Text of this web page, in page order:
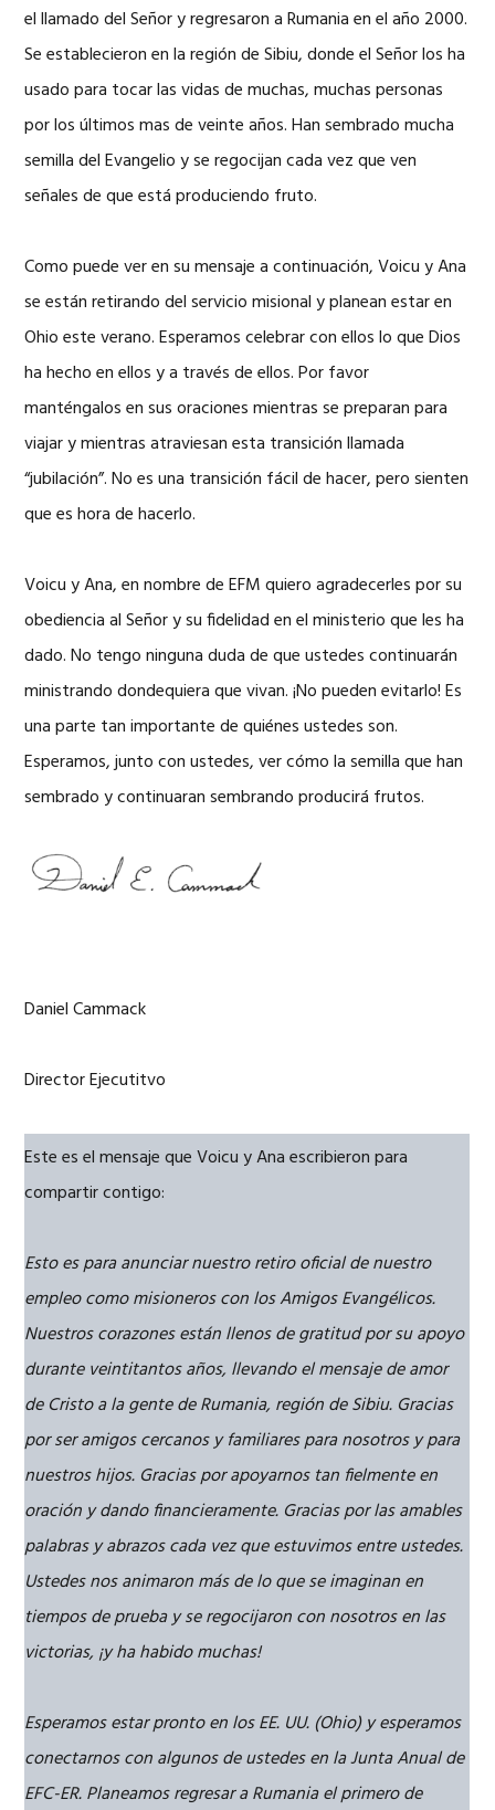
el llamado del Señor y regresaron a Rumania en el año 2000.
Se establecieron en la región de Sibiu, donde el Señor los ha
usado para tocar las vidas de muchas, muchas personas
por los últimos mas de veinte años. Han sembrado mucha
semilla del Evangelio y se regocijan cada vez que ven
señales de que está produciendo fruto.
Como puede ver en su mensaje a continuación, Voicu y Ana
se están retirando del servicio misional y planean estar en
Ohio este verano. Esperamos celebrar con ellos lo que Dios
ha hecho en ellos y a través de ellos. Por favor
manténgalos en sus oraciones mientras se preparan para
viajar y mientras atraviesan esta transición llamada
“jubilación”. No es una transición fácil de hacer, pero sienten
que es hora de hacerlo.
Voicu y Ana, en nombre de EFM quiero agradecerles por su
obediencia al Señor y su fidelidad en el ministerio que les ha
dado. No tengo ninguna duda de que ustedes continuarán
ministrando dondequiera que vivan. ¡No pueden evitarlo! Es
una parte tan importante de quiénes ustedes son.
Esperamos, junto con ustedes, ver cómo la semilla que han
sembrado y continuaran sembrando producirá frutos.
Daniel Cammack
Director Ejecutitvo
Este es el mensaje que Voicu y Ana escribieron para
compartir contigo:
Esto es para anunciar nuestro retiro oficial de nuestro
empleo como misioneros con los Amigos Evangélicos.
Nuestros corazones están llenos de gratitud por su apoyo
durante veintitantos años, llevando el mensaje de amor
de Cristo a la gente de Rumania, región de Sibiu. Gracias
por ser amigos cercanos y familiares para nosotros y para
nuestros hijos. Gracias por apoyarnos tan fielmente en
oración y dando financieramente. Gracias por las amables
palabras y abrazos cada vez que estuvimos entre ustedes.
Ustedes nos animaron más de lo que se imaginan en
tiempos de prueba y se regocijaron con nosotros en las
victorias, ¡y ha habido muchas!
Esperamos estar pronto en los EE. UU. (Ohio) y esperamos
conectarnos con algunos de ustedes en la Junta Anual de
EFC-ER. Planeamos regresar a Rumania el primero de